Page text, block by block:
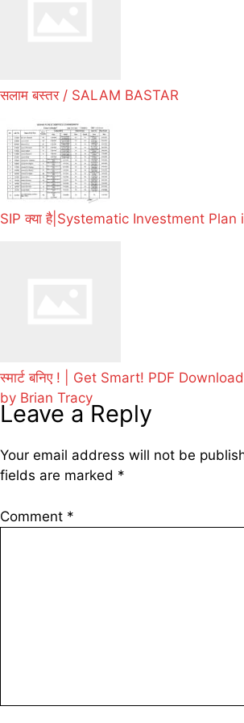
सलाम बस्तर / SALAM BASTAR
SIP क्या है|Systematic Investment Plan
स्मार्ट बनिए ! | Get Smart! PDF
by Brian Tracy
Leave a Reply
Your email address will not be
fields are marked *
Comment *